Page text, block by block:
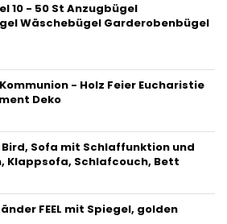
10 - 50 St Anzugbügel
Wäschebügel Garderobenbügel
- Holz Feier Eucharistie
Deko
Sofa mit Schlaffunktion und
Klappsofa, Schlafcouch, Bett
FEEL mit Spiegel, golden